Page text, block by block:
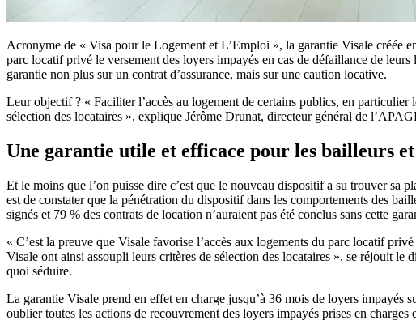
Acronyme de « Visa pour le Logement et L’Emploi », la garantie Visale créée
parc locatif privé le versement des loyers impayés en cas de défaillance de
garantie non plus sur un contrat d’assurance, mais sur une caution locative.
Leur objectif ? « Faciliter l’accès au logement de certains publics, en
sélection des locataires », explique Jérôme Drunat, directeur général de
Une garantie utile et efficace pour les bailleurs
Et le moins que l’on puisse dire c’est que le nouveau dispositif a su trouver sa
est de constater que la pénétration du dispositif dans les comportements des
signés et 79 % des contrats de location n’auraient pas été conclus sans cette
« C’est la preuve que Visale favorise l’accès aux logements du parc locatif
Visale ont ainsi assoupli leurs critères de sélection des locataires », se réjouit
quoi séduire.
La garantie Visale prend en effet en charge jusqu’à 36 mois de loyers impayés
oublier toutes les actions de recouvrement des loyers impayés prises en